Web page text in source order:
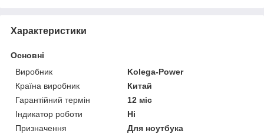
Характеристики
Основні
Виробник
Kolega-Power
Країна виробник
Китай
Гарантійний термін
12 міс
Індикатор роботи
Ні
Призначення
Для ноутбука